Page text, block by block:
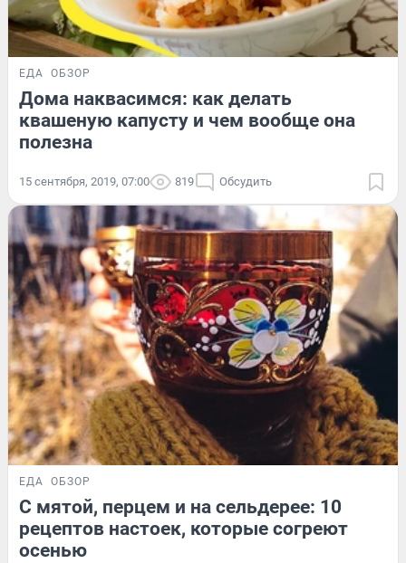
ЕДА ОБЗОР
Дома наквасимся: как делать
квашеную капусту и чем вообще она
полезна
15 сентября, 2019, 07:00 819 Обсудить
ЕДА ОБЗОР
С мятой, перцем и на сельдерее: 10
рецептов настоек, которые согреют
осенью